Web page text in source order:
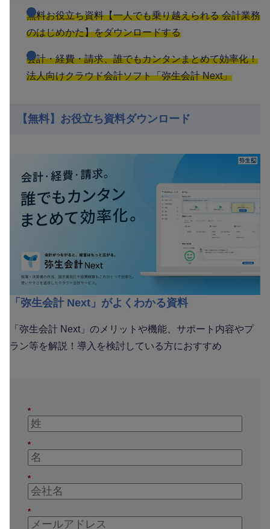
無料お役立ち資料【一人でも乗り越えられる 会計業務
のはじめかた】をダウンロードする
会計・経費・請求、誰でもカンタンまとめて効率化！
法人向けクラウド会計ソフト「弥生会計 Next」
【無料】お役立ち資料ダウンロード
「弥生会計 Next」がよくわかる資料
「弥生会計 Next」のメリットや機能、サポート内容やプ
ラン等を解説！導入を検討している方におすすめ
*
*
*
*